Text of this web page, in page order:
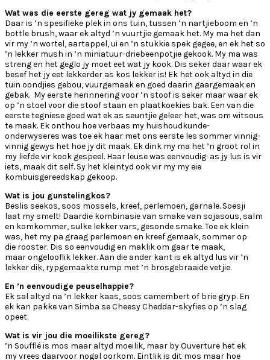
Wat was die eerste gereg wat jy gemaak het?
Daar is ’n spesifieke plek in ons tuin, tussen ’n nartjieboom en ’n
bottle brush, waar ek altyd ’n vuurtjie gemaak het. My ma het dan
vir my ’n wortel, aartappel, ui en ’n stukkie spek gegee, en ek het so
’n lekker mush in ’n miniatuur-driebeenpotjie gekook. My ma was
streng en het geglo jy moet eet wat jy kook. Dis seker daar waar ek
besef het jy eet lekkerder as kos lekker is! Ek het ook altyd in die
tuin oondjies gebou, vuurgemaak en goed daarin gaargemaak en
gebak. My eerste herinnering voor ’n stoof is seker maar waar ek
op ’n stoel voor die stoof staan en plaatkoekies bak. Een van die
eerste tegniese goed wat ek as seuntjie geleer het, was om witsous
te maak. Ek onthou hoe verbaas my huishoudkunde-
onderwyseres was toe ek haar met ons eerste les sommer vinnig-
vinnig gewys het hoe jy dit maak. Ek dink my ma het ’n groot rol in
my liefde vir kook gespeel. Haar leuse was eenvoudig: as jy lus is vir
iets, maak dit self. Sy het kleintyd ook vir my my eie
kombuisgereedskap gekoop.
Wat is jou gunstelingkos?
Beslis seekos, soos mossels, kreef, perlemoen, garnale. Soesji
laat my smelt! Daardie kombinasie van smake van sojasous, salm
en komkommer, sulke lekker vars, gesonde smake. Toe ek klein
was, het my pa graag perlemoen en kreef gemaak, sommer op
die rooster. Dis so eenvoudig en maklik om gaar te maak,
maar ongelooflik lekker. Aan die ander kant is ek altyd lus vir ’n
lekker dik, rypgemaakte rump met ’n brosgebraaide vetjie.
En ’n eenvoudige peuselhappie?
Ek sal altyd na ’n lekker kaas, soos camembert of brie gryp. En
ek kan pakke van Simba se Cheesy Cheddar-skyfies op ’n slag
opeet.
Wat is vir jou die moeilikste gereg?
’n Soufflé is mos maar altyd moeilik, maar by Ouverture het ek
my vrees daarvoor nogal oorkom. Eintlik is dit mos maar hoe